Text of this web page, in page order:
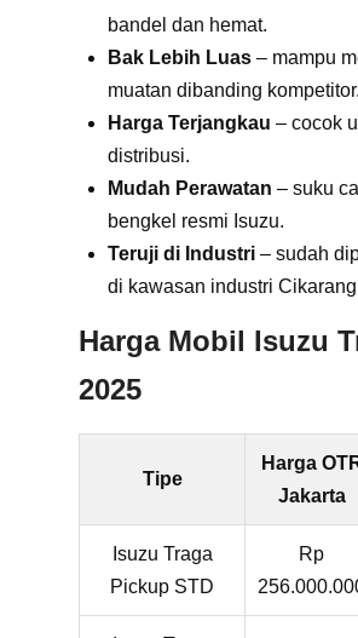
bandel dan hemat.
Bak Lebih Luas – mampu
muatan dibanding kompetitor.
Harga Terjangkau – cocok
distribusi.
Mudah Perawatan – suku
bengkel resmi Isuzu.
Teruji di Industri – sudah
di kawasan industri
Harga Mobil Isuzu
2025
Tipe
Harga
Jakarta
Isuzu Traga
Pickup STD
Rp